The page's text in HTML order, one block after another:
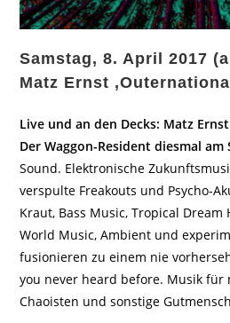
Samstag, 8. April 2017
Matz Ernst
Live und an den Decks: Matz
Der Waggon-Resident diesmal am
Sound. Elektronische
verspulte Freakouts und Psycho-
Kraut, Bass Music, Tropical Dream
World Music, Ambient und
fusionieren zu einem nie
you never heard before. Musik für
Chaoisten und sonstige